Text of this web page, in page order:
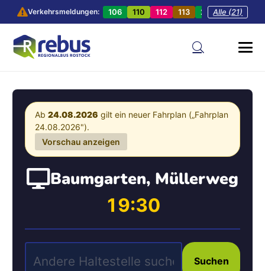
Verkehrsmeldungen: 106 110 112 113 201 202
Alle (21)
Ab 24.08.2026 gilt ein neuer Fahrplan („Fahrplan
24.08.2026").
Vorschau anzeigen
Baumgarten, Müllerweg
19:30
Suchen